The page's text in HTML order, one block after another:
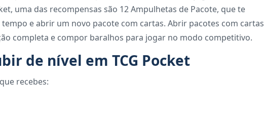
uma das recompensas são 12 Ampulhetas de Pacote, que te
e abrir um novo pacote com cartas. Abrir pacotes com cartas
completa e compor baralhos para jogar no modo competitivo.
de nível em TCG Pocket
recebes: